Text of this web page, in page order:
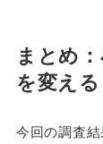
まとめ
を変える
今回の調査